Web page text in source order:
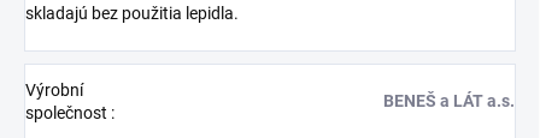
skladajú bez použitia lepidla.
Výrobní
společnost :
BENEŠ a LÁT a.s.